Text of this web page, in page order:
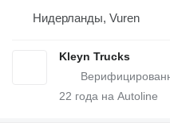
Нидерланды, Vuren
Kleyn Trucks
22 года на Autoline